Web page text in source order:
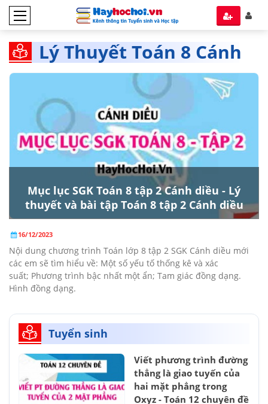
Lý Thuyết Toán 8 Cánh
Diều tập 2
Mục lục SGK Toán 8 tập 2 Cánh diều - Lý
thuyết và bài tập Toán 8 tập 2 Cánh diều
16/12/2023
Nội dung chương trình Toán lớp 8 tập 2 SGK Cánh diều mới
các em sẽ tìm hiểu về: Một số yếu tố thống kê và xác
suất; Phương trình bậc nhất một ẩn; Tam giác đồng dạng.
Hình đồng dạng.
Tuyển sinh
Viết phương trình đường
thẳng là giao tuyến của
hai mặt phẳng trong
Oxyz - Toán 12 chuyên đề